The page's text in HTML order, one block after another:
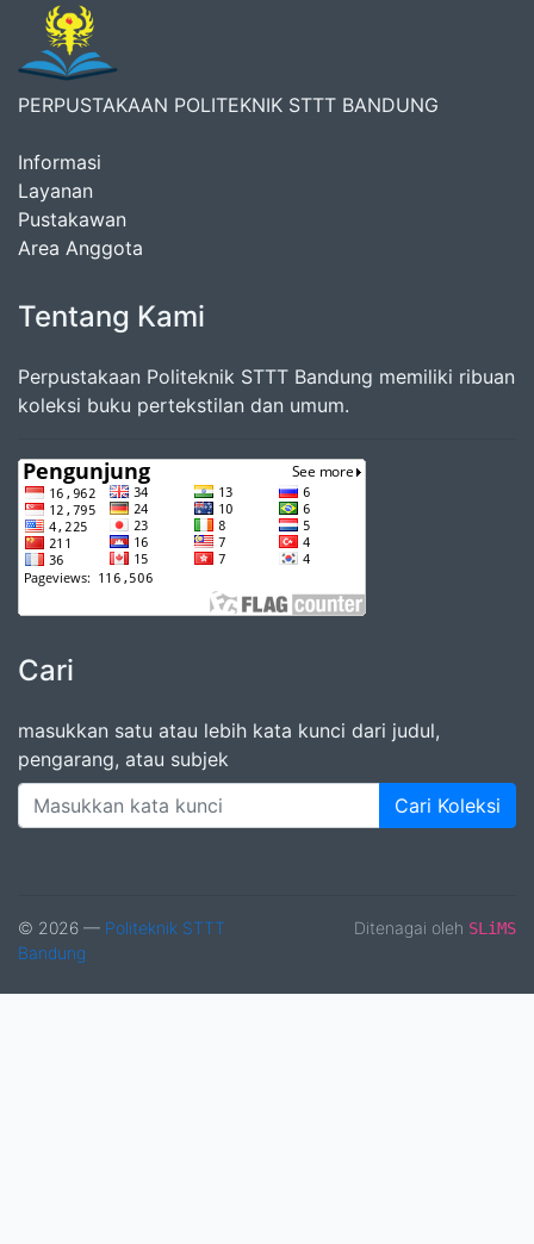
PERPUSTAKAAN POLITEKNIK STTT BANDUNG
Informasi
Layanan
Pustakawan
Area Anggota
Tentang Kami
Perpustakaan Politeknik STTT Bandung memiliki ribuan
koleksi buku pertekstilan dan umum.
Cari
masukkan satu atau lebih kata kunci dari judul,
pengarang, atau subjek
Cari Koleksi
© 2026 — Politeknik STTT
Bandung
Ditenagai oleh SLiMS